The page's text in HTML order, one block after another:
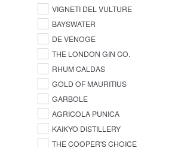
VIGNETI DEL VULTURE
BAYSWATER
DE VENOGE
THE LONDON GIN CO.
RHUM CALDAS
GOLD OF MAURITIUS
GARBOLE
AGRICOLA PUNICA
KAIKYO DISTILLERY
THE COOPER'S CHOICE